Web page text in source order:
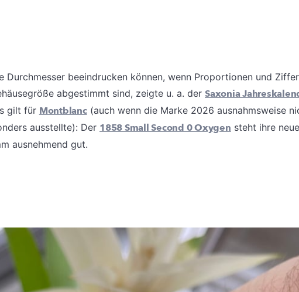
Durchmesser beeindrucken können, wenn Proportionen und
abgestimmt sind, zeigte u. a. der Saxonia
gilt für Montblanc(auch wenn die Marke 2026 ausnahmsweise
ausstellte): Der 1858 Small Second 0 Oxygen steht ihre
ausnehmend gut.